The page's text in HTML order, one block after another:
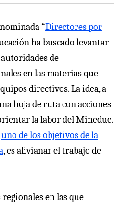
“Directores por
ha buscado levantar
de
en las materias que
directivos. La idea, a
hoja de ruta con acciones
la labor del Mineduc.
uno de los objetivos de la
, es alivianar el trabajo de
regionales en las que